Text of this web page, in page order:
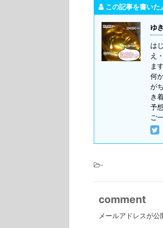
この記事を書いた
ゆ
は
え
ま
何
が
き
予
ご
-
comment
メールアドレスが公